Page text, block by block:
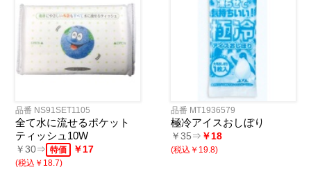
品番 NS91SET1105
全て水に流せるポケット
ティッシュ10W
￥30⇒ 特価 ￥17
(税込￥18.7)
品番 MT1936579
極冷アイスおしぼり
￥35⇒ ￥18
(税込￥19.8)